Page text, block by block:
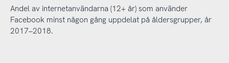
Andel av internetanvändarna (12+ år) som använder
Facebook minst någon gång uppdelat på åldersgrupper, år
2017–2018.